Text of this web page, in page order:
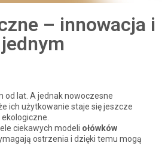
– innowacja i
od lat. A jednak nowoczesne
ich użytkowanie staje się jeszcze
ciekawych modeli ołówków
ostrzenia i dzięki temu mogą